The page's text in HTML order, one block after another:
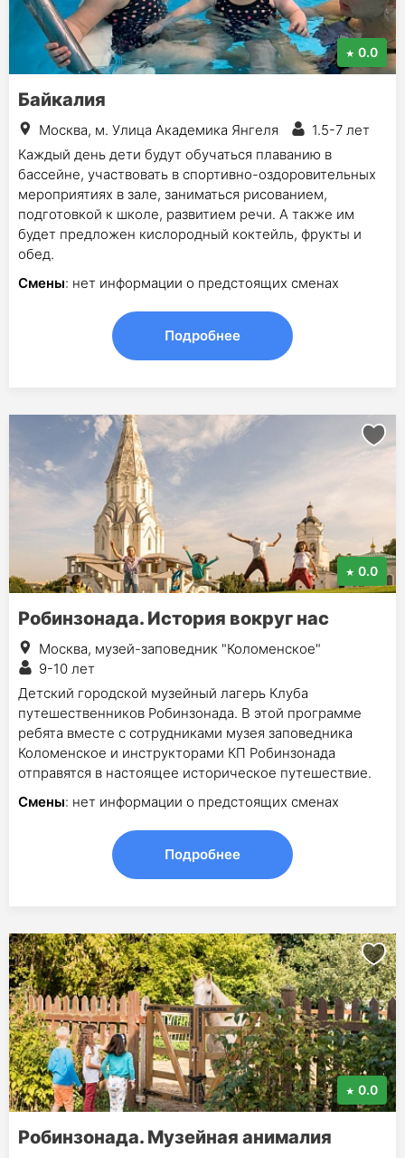
0.0
Байкалия
Москва, м. Улица Академика Янгеля
1.5-7 лет
Каждый день дети будут обучаться плаванию в
бассейне, участвовать в спортивно-оздоровительных
мероприятиях в зале, заниматься рисованием,
подготовкой к школе, развитием речи. А также им
будет предложен кислородный коктейль, фрукты и
обед.
Смены: нет информации о предстоящих сменах
Подробнее
0.0
Робинзонада. История вокруг нас
Москва, музей-заповедник "Коломенское"
9-10 лет
Детский городской музейный лагерь Клуба
путешественников Робинзонада. В этой программе
ребята вместе с сотрудниками музея заповедника
Коломенское и инструкторами КП Робинзонада
отправятся в настоящее историческое путешествие.
Смены: нет информации о предстоящих сменах
Подробнее
0.0
Робинзонада. Музейная анималия